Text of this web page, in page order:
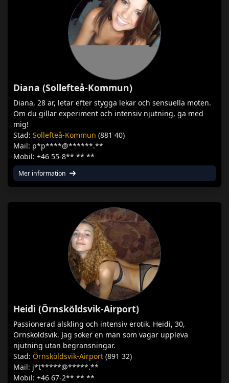
Diana (Sollefteå-Kommun)
Diana, 28 ar, letar efter stygga lekar och sensuella moten.
Om du gillar experiment och intensiv njutning, ga med
mig!
Stad: Sollefteå-Kommun (881 40)
Mail: p*p****@******.**
Mobil: +46 55-8** ** **
Mer information
Heidi (Örnsköldsvik-Airport)
Passionerad alskling och intensiv erotik. Heidi, 30,
Ornskoldsvik. Jag soker en man som vagar uppleva
njutning utan begransningar.
Stad: Örnsköldsvik-Airport (891 32)
Mail: j*t*****@*****.**
Mobil: +46 67-2** ** **